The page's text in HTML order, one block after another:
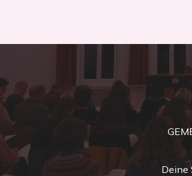
Deine